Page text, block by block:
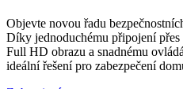
Objevte novou řadu
Díky jednoduchému připojení
Full HD obrazu a snadnému
ideální řešení pro zabezpečení